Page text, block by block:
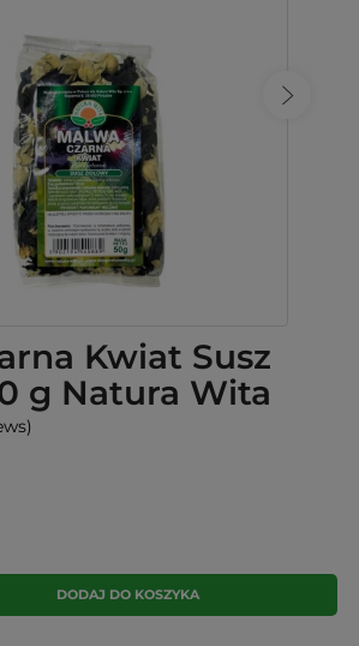
Kwiat Susz
g Natura Wita
DODAJ DO KOSZYKA